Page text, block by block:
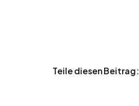
Teile diesen Beitrag: